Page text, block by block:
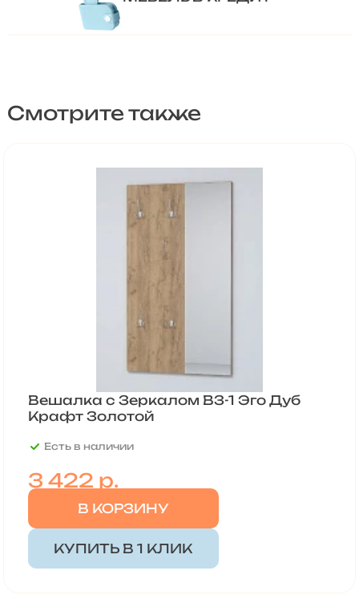
Смотрите также
Вешалка с Зеркалом ВЗ-1 Эго Дуб
Крафт Золотой
Есть в наличии
3 422 р.
В КОРЗИНУ
КУПИТЬ В 1 КЛИК